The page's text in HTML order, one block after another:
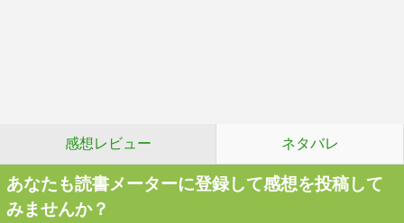
感想レビュー ネタバレ
あなたも読書メーターに登録して感想を投稿して
みませんか？